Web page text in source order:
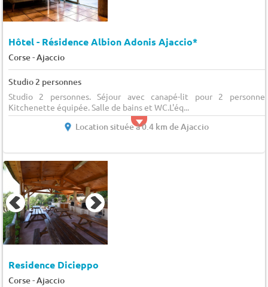
Hôtel - Résidence Albion Adonis Ajaccio*
Corse-Ajaccio
Studio 2 personnes
Studio 2 personnes. Séjour avec canapé-lit pour 2
Kitchenette équipée. Salle de bains et WC.L'éq...
Location située à 0.4 km de Ajaccio
Residence Dicieppo
Corse-Ajaccio